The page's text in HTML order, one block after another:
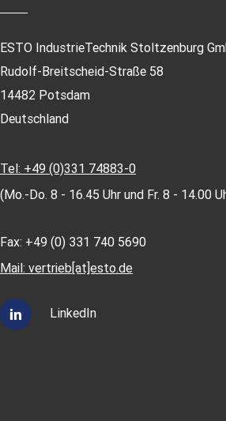
ESTO IndustrieTechnik Stoltzenburg
Rudolf-Breitscheid-Straße 58
14482 Potsdam
Deutschland
Tel: +49 (0)331 74883-0
(Mo.-Do. 8 - 16.45 Uhr und Fr. 8 - 14.00
Fax: +49 (0) 331 740 5690
Mail: vertrieb[at]esto.de
LinkedIn